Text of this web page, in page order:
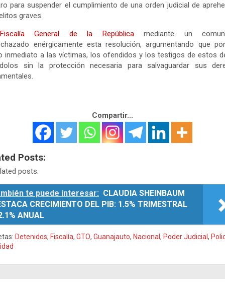
para suspender el cumplimiento de una orden judicial de
graves.
Fiscalía General de la Repúblicamediante un
enérgicamente esta resolución, argumentando que
inmediato a las víctimas, los ofendidos y los testigos de estos
sin la protección necesaria para salvaguardar sus
Compartir...
Posts:
posts.
te puede interesar: CLAUDIA SHEINBAUM
CRECIMIENTO DEL PIB: 1.5% TRIMESTRAL
ANUAL
Detenidos, Fiscalía, GTO, Guanajauto, Nacional , Poder Judicial ,